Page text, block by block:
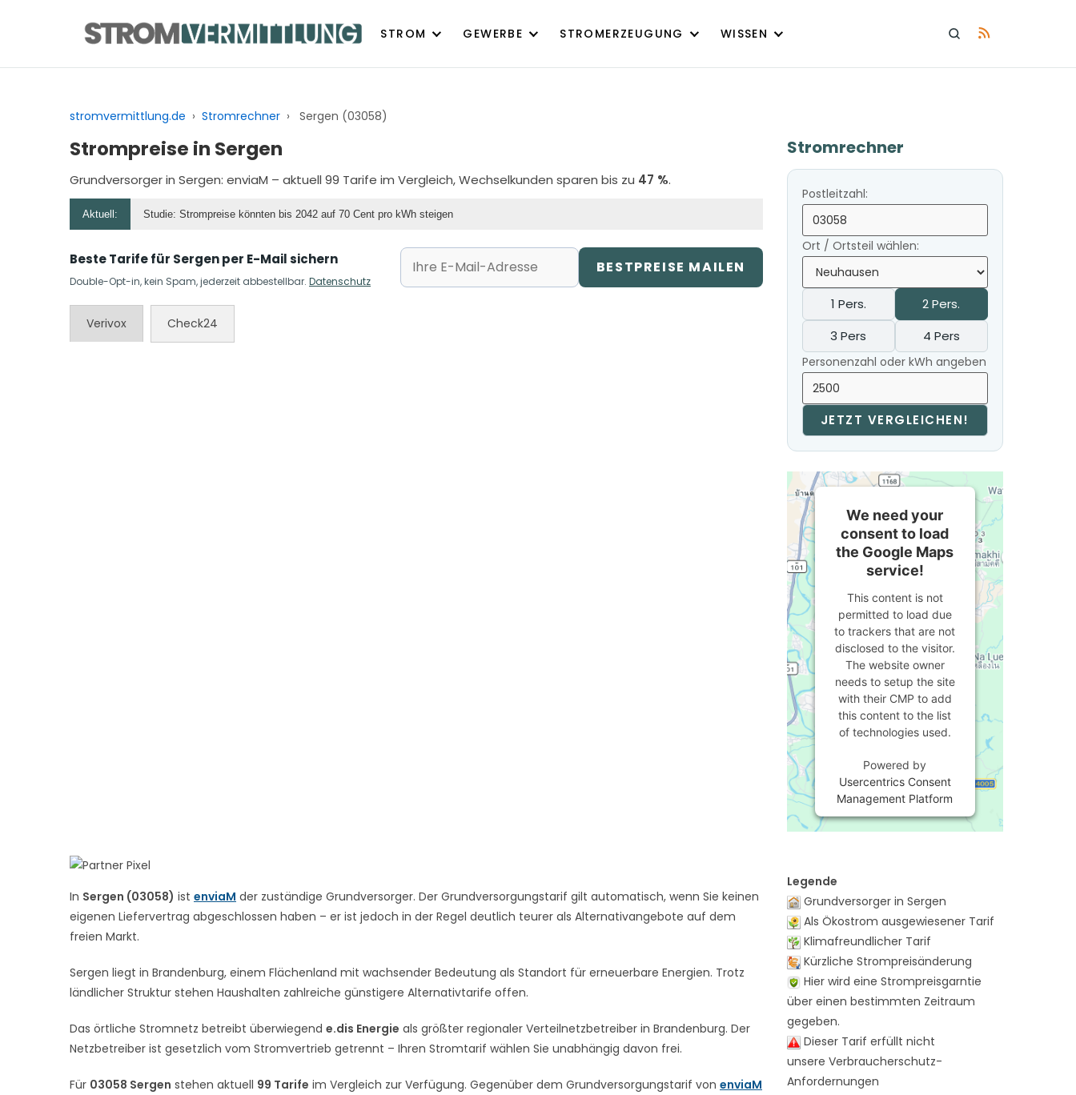
STROM GEWERBE STROMERZEUGUNG WISSEN
stromvermittlung.de › Stromrechner › Sergen (03058)
Strompreise in Sergen
Grundversorger in Sergen: enviaM – aktuell 99 Tarife im Vergleich, Wechselkunden sparen bis zu 47 %.
In Sergen (03058) ist enviaM der zuständige Grundversorger. Der Grundversorgungstarif gilt automatisch, wenn Sie keinen
eigenen Liefervertrag abgeschlossen haben – er ist jedoch in der Regel deutlich teurer als Alternativangebote auf dem
freien Markt.
Sergen liegt in Brandenburg, einem Flächenland mit wachsender Bedeutung als Standort für erneuerbare Energien. Trotz
ländlicher Struktur stehen Haushalten zahlreiche günstigere Alternativtarife offen.
Das örtliche Stromnetz betreibt überwiegend e.dis Energie als größter regionaler Verteilnetzbetreiber in Brandenburg. Der
Netzbetreiber ist gesetzlich vom Stromvertrieb getrennt – Ihren Stromtarif wählen Sie unabhängig davon frei.
Für 03058 Sergen stehen aktuell 99 Tarife im Vergleich zur Verfügung. Gegenüber dem Grundversorgungstarif von enviaM
Aktuell: Studie: Strompreise könnten bis 2042 auf 70 Cent pro kWh steigen
Beste Tarife für Sergen per E-Mail sichern
Double-Opt-in, kein Spam, jederzeit abbestellbar. Datenschutz
BESTPREISE MAILEN
Verivox Check24
Stromrechner
Postleitzahl:
Ort / Ortsteil wählen:
1 Pers.
2 Pers.
3 Pers
4 Pers
Personenzahl oder kWh angeben
JETZT VERGLEICHEN!
We need your
consent to load
the Google Maps
service!
This content is not
permitted to load due
to trackers that are not
disclosed to the visitor.
The website owner
needs to setup the site
with their CMP to add
this content to the list
of technologies used.
Powered by
Usercentrics Consent
Management Platform
Legende
Grundversorger in Sergen
Als Ökostrom ausgewiesener Tarif
Klimafreundlicher Tarif
Kürzliche Strompreisänderung
Hier wird eine Strompreisgarntie
über einen bestimmten Zeitraum
gegeben.
Dieser Tarif erfüllt nicht
unsere Verbraucherschutz-
Anfordernungen